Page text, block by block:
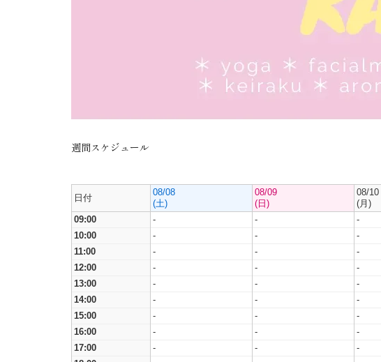
週間スケジュール
日付
08/08
(土)
08/09
(日)
08/10
(月)
09:00
- - -
10:00
- - -
11:00
- - -
12:00
- - -
13:00
- - -
14:00
- - -
15:00
- - -
16:00
- - -
17:00
- - -